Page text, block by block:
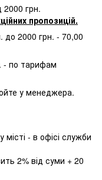
2000 грн.
пропозицій.
до 2000 грн. - 70,00
- по тарифам
у менеджера.
- в офісі служби
2% від суми + 20